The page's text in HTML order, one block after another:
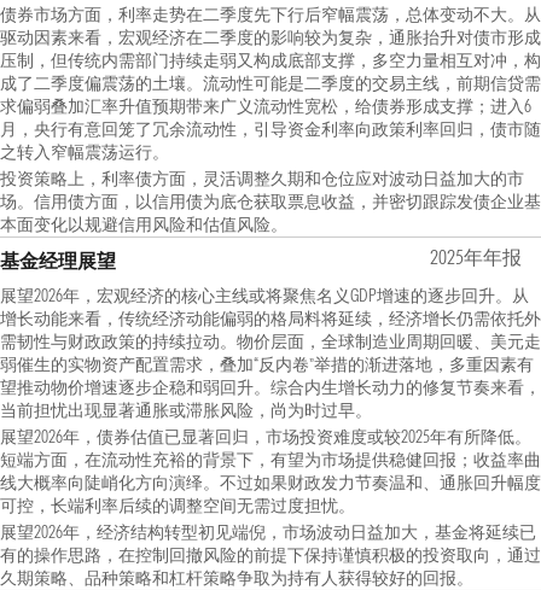
债券市场方面，利率走势在二季度先下行后窄幅震荡，总体变动不大。从
驱动因素来看，宏观经济在二季度的影响较为复杂，通胀抬升对债市形成
压制，但传统内需部门持续走弱又构成底部支撑，多空力量相互对冲，构
成了二季度偏震荡的土壤。流动性可能是二季度的交易主线，前期信贷需
求偏弱叠加汇率升值预期带来广义流动性宽松，给债券形成支撑；进入6
月，央行有意回笼了冗余流动性，引导资金利率向政策利率回归，债市随
之转入窄幅震荡运行。
投资策略上，利率债方面，灵活调整久期和仓位应对波动日益加大的市
场。信用债方面，以信用债为底仓获取票息收益，并密切跟踪发债企业基
本面变化以规避信用风险和估值风险。
基金经理展望 2025年年报
展望2026年，宏观经济的核心主线或将聚焦名义GDP增速的逐步回升。从
增长动能来看，传统经济动能偏弱的格局料将延续，经济增长仍需依托外
需韧性与财政政策的持续拉动。物价层面，全球制造业周期回暖、美元走
弱催生的实物资产配置需求，叠加“反内卷”举措的渐进落地，多重因素有
望推动物价增速逐步企稳和弱回升。综合内生增长动力的修复节奏来看，
当前担忧出现显著通胀或滞胀风险，尚为时过早。
展望2026年，债券估值已显著回归，市场投资难度或较2025年有所降低。
短端方面，在流动性充裕的背景下，有望为市场提供稳健回报；收益率曲
线大概率向陡峭化方向演绎。不过如果财政发力节奏温和、通胀回升幅度
可控，长端利率后续的调整空间无需过度担忧。
展望2026年，经济结构转型初见端倪，市场波动日益加大，基金将延续已
有的操作思路，在控制回撤风险的前提下保持谨慎积极的投资取向，通过
久期策略、品种策略和杠杆策略争取为持有人获得较好的回报。